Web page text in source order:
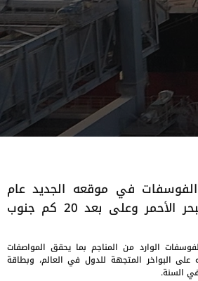
في موقعه الجديد عام
2012 على ساحل البحر الأحمر وعلى بعد 20 كم جنوب
الوارد من المناجم بما يحقق المواصفات
على البواخر المتجهة للدول في العالم، وبطاقة